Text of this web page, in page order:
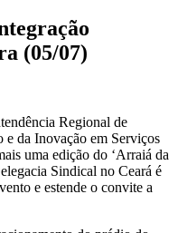
(05/07)
Regional de
da Inovação em Serviços
uma edição do ‘Arraiá da
Sindical no Ceará é
e estende o convite a